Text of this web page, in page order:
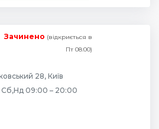
Зачинено (відкриється в
Пт 08:00)
28, Київ
Сб,Нд 09:00 – 20:00